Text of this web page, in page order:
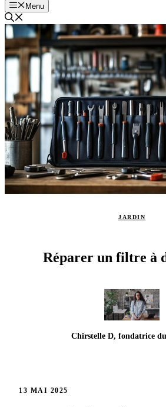
Menu
JARDIN
Réparer un filtre à
Chirstelle D, fondatrice
13 MAI 2025